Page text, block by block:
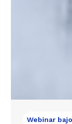
Webinar